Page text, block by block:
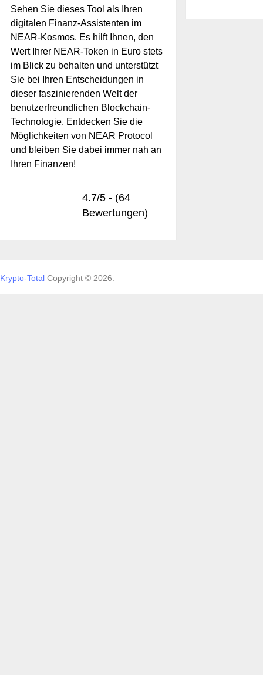
Sehen Sie dieses Tool als Ihren
digitalen Finanz-Assistenten im
NEAR-Kosmos. Es hilft Ihnen, den
Wert Ihrer NEAR-Token in Euro stets
im Blick zu behalten und unterstützt
Sie bei Ihren Entscheidungen in
dieser faszinierenden Welt der
benutzerfreundlichen Blockchain-
Technologie. Entdecken Sie die
Möglichkeiten von NEAR Protocol
und bleiben Sie dabei immer nah an
Ihren Finanzen!
4.7/5 - (64
Bewertungen)
Krypto-Total Copyright © 2026.